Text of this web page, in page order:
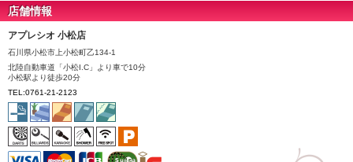
店舗情報
アプレシオ 小松店
石川県小松市上小松町乙134-1
北陸自動車道「小松I.C」より車で10分
小松駅より徒歩20分
TEL:0761-21-2123